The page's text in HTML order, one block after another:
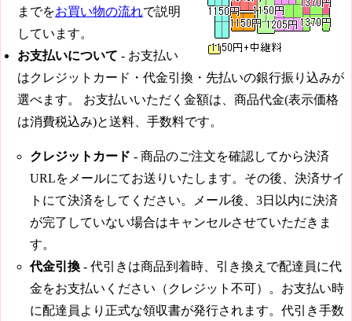
までをお買い物の流れで説明
しています。
お支払いについて - お支払い
はクレジットカード・代金引換・先払いの銀行振り込みが
選べます。 お支払いいただく金額は、商品代金(表示価格
は消費税込み)と送料、手数料です。
クレジットカード - 商品のご注文を確認してから決済
URLをメールにてお送りいたします。その後、決済サイ
トにて決済をしてください。メール後、3日以内に決済
が完了していない場合はキャンセルさせていただきま
す。
代金引換 - 代引きは商品到着時、引き換えで配達員に代
金をお支払いください（クレジット不可）。お支払い時
に配達員より正式な領収書が発行されます。代引き手数